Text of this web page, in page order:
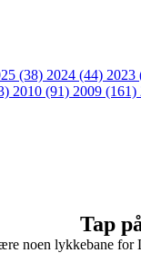
(38) 2024 (44) 2023
2010 (91) 2009 (161)
Tap
noen lykkebane